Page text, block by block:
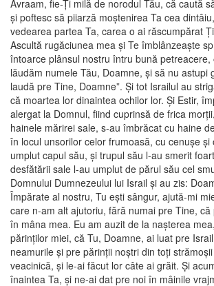
Avraam, fie-Ţi milă de norodul Tău, că caută
şi poftesc să piiarză moştenirea Ta cea
vedearea partea Ta, carea o ai răscumpărat
Ascultă rugăciunea mea şi Te îmblânzeaşte
întoarce plânsul nostru întru bună petreacere,
lăudăm numele Tău, Doamne, şi să nu astupi
laudă pre Tine, Doamne”. Şi tot Israilul au
că moartea lor dinaintea ochilor lor. Şi Estir,
alergat la Domnul, fiind cuprinsă de frica
hainele mărirei sale, s-au îmbrăcat cu haine
în locul unsorilor celor frumoasă, cu cenuşe şi
umplut capul său, şi trupul său l-au smerit
desfătării sale l-au umplut de părul său cel
Domnului Dumnezeului lui Israil şi au zis:
Împărate al nostru, Tu eşti sângur, ajută-mi
care n-am alt ajutoriu, fără numai pre Tine,
în mâna mea. Eu am auzit de la naşterea
părinţilor miei, că Tu, Doamne, ai luat pre
neamurile şi pre părinţii noştri din toţi
veacinică, şi le-ai făcut lor câte ai grăit. Şi
înaintea Ta, şi ne-ai dat pre noi în mâinile